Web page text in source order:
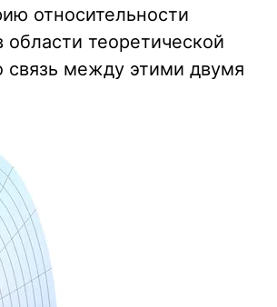
относительности
теоретической
связь между этими двумя